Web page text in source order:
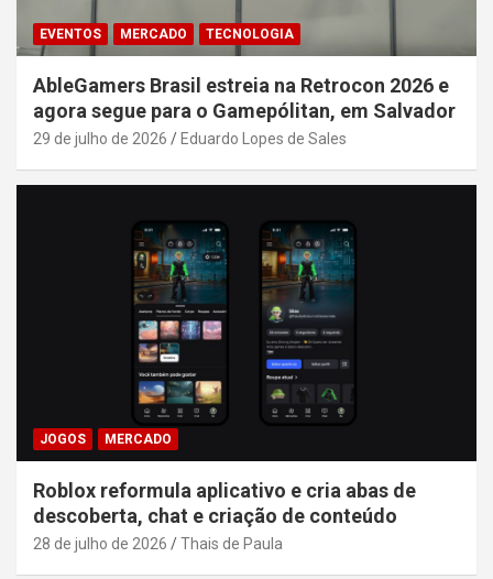
EVENTOS MERCADO TECNOLOGIA
AbleGamers Brasil estreia na Retrocon 2026 e
agora segue para o Gamepólitan, em Salvador
29 de julho de 2026 Eduardo Lopes de Sales
JOGOS MERCADO
Roblox reformula aplicativo e cria abas de
descoberta, chat e criação de conteúdo
28 de julho de 2026 Thais de Paula